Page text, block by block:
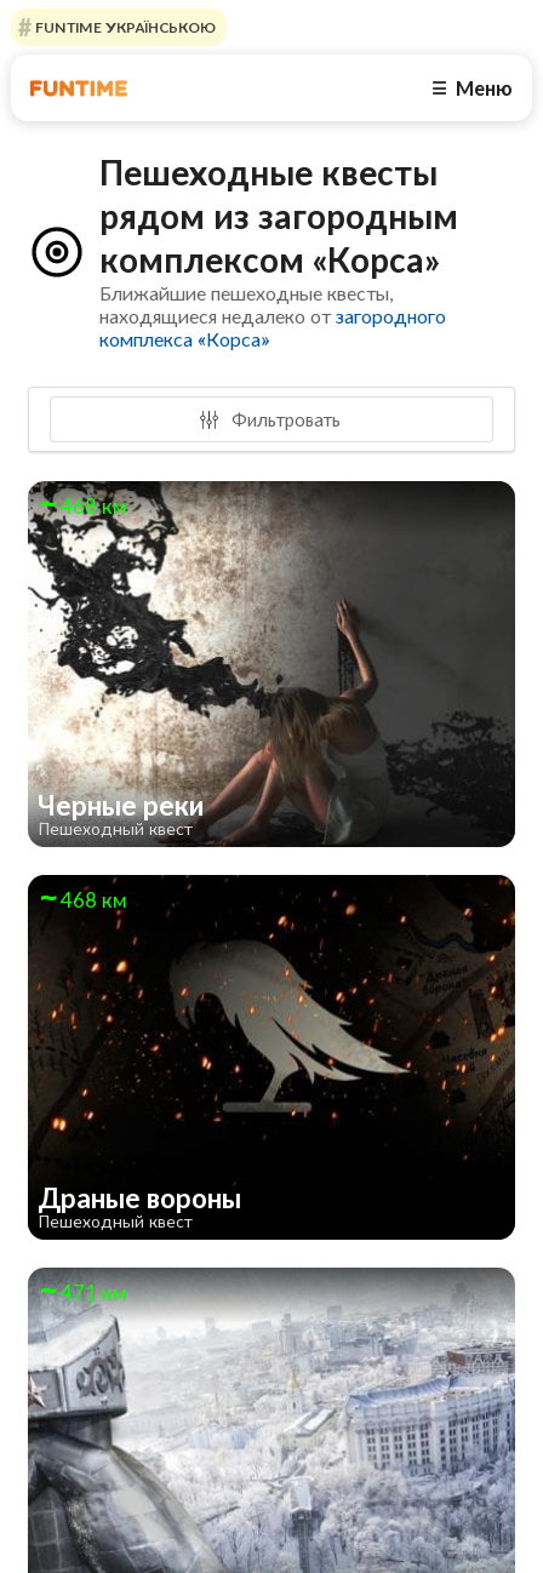
FUNTIME УКРАЇНСЬКОЮ
☰ Меню
Пешеходные квесты
рядом из загородным
комплексом «Корса»
Ближайшие пешеходные квесты,
находящиеся недалеко отзагородного
комплекса «Корса»
Фильтровать
468 км
Черные реки
Пешеходный квест
468 км
Драные вороны
Пешеходный квест
471 км